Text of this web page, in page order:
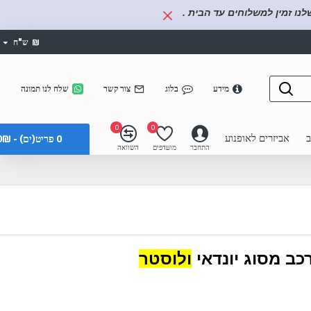
זמין למשלוחים עד הבית .
₪ ש"ח
מידע בלוג צור קשר שלח לנו תמונה
אביזרים לאופנוע
התחבר מועדפים
0
השוואה
0
0 פריט(ים) - 0₪
מסוג יונדאי ולוסטר